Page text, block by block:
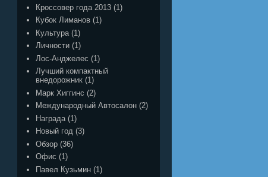
Кроссовер года 2013 (1)
Кубок Лиманов (1)
Культура (1)
Личности (1)
Лос-Анджелес (1)
Лучший компактный
внедорожник (1)
Марк Хиггинс (2)
Международный Автосалон (2)
Награда (1)
Новый год (3)
Обзор (36)
Офис (1)
Павел Кузьмин (1)